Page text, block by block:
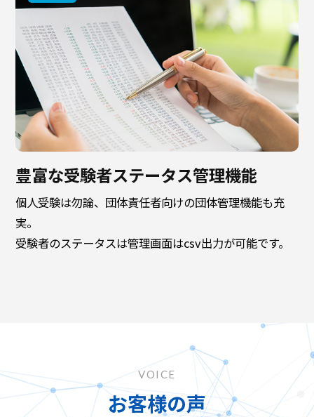
豊富な受験者ステータス管理機能
個人受験は勿論、団体責任者向けの団体管理機能も充
実。
受験者のステータスは管理画面はcsv出力が可能です。
VOICE
お客様の声